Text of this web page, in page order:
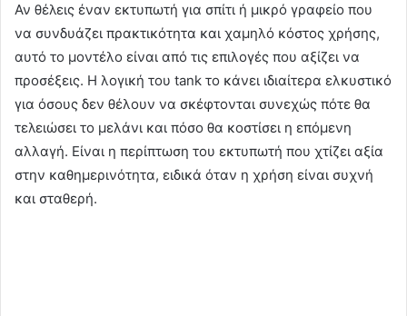
Αν θέλεις έναν εκτυπωτή για σπίτι ή μικρό γραφείο που
να συνδυάζει πρακτικότητα και χαμηλό κόστος χρήσης,
αυτό το μοντέλο είναι από τις επιλογές που αξίζει να
προσέξεις. Η λογική του tank το κάνει ιδιαίτερα ελκυστικό
για όσους δεν θέλουν να σκέφτονται συνεχώς πότε θα
τελειώσει το μελάνι και πόσο θα κοστίσει η επόμενη
αλλαγή. Είναι η περίπτωση του εκτυπωτή που χτίζει αξία
στην καθημερινότητα, ειδικά όταν η χρήση είναι συχνή
και σταθερή.